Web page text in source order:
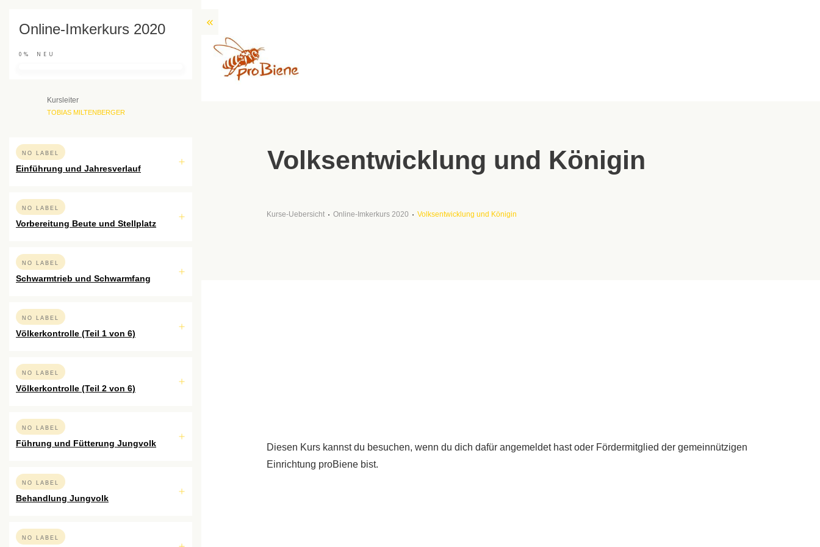
Volksentwicklung und Königin
Kurse-Uebersicht Online-Imkerkurs 2020 Volksentwicklung und Königin
Diesen Kurs kannst du besuchen, wenn du dich dafür angemeldet hast oder Fördermitglied der gemeinnützigen
Einrichtung proBiene bist.
Online-Imkerkurs 2020
0% NEU
Kursleiter
TOBIAS MILTENBERGER
NO LABEL
Einführung und Jahresverlauf
NO LABEL
Vorbereitung Beute und Stellplatz
NO LABEL
Schwarmtrieb und Schwarmfang
NO LABEL
Völkerkontrolle (Teil 1 von 6)
NO LABEL
Völkerkontrolle (Teil 2 von 6)
NO LABEL
Führung und Fütterung Jungvolk
NO LABEL
Behandlung Jungvolk
NO LABEL